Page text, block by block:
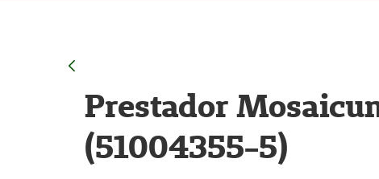
Prestador
(51004355-5)